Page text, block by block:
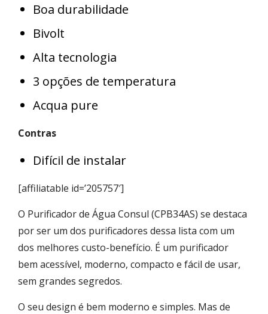
Boa durabilidade
Bivolt
Alta tecnologia
3 opções de temperatura
Acqua pure
Contras
Difícil de instalar
[affiliatable id=’205757′]
O Purificador de Água Consul (CPB34AS) se destaca
por ser um dos purificadores dessa lista com um
dos melhores custo-benefício. É um purificador
bem acessível, moderno, compacto e fácil de usar,
sem grandes segredos.
O seu design é bem moderno e simples. Mas de